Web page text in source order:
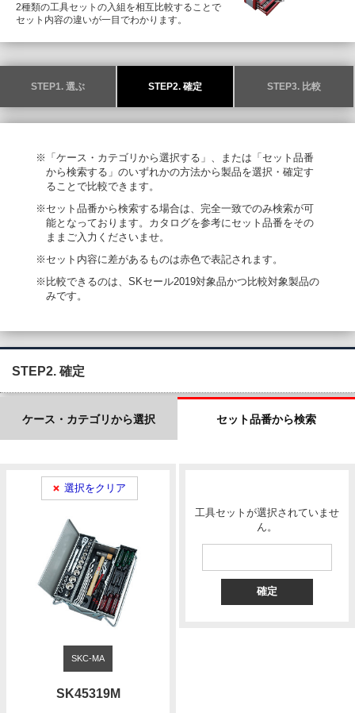
2種類の工具セットの入組を相互比較することで
セット内容の違いが一目でわかります。
STEP1. 選ぶ STEP2. 確定 STEP3. 比較
※「ケース・カテゴリから選択する」、または「セット品番
から検索する」のいずれかの方法から製品を選択・確定す
ることで比較できます。
※セット品番から検索する場合は、完全一致でのみ検索が可
能となっております。カタログを参考にセット品番をその
ままご入力くださいませ。
※セット内容に差があるものは赤色で表記されます。
※比較できるのは、SKセール2019対象品かつ比較対象製品の
みです。
STEP2. 確定
ケース・カテゴリから選択 セット品番から検索
選択をクリア
SKC-MA
SK45319M
工具セットが選択されていませ
ん。